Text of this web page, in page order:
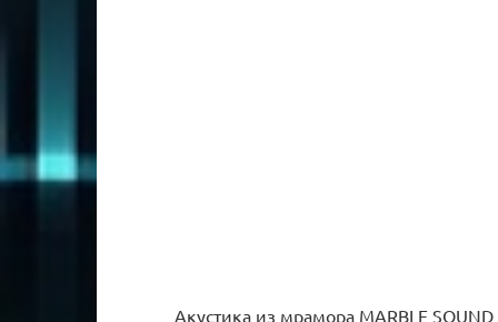
Акустика из мрамора MARBLE SOUND